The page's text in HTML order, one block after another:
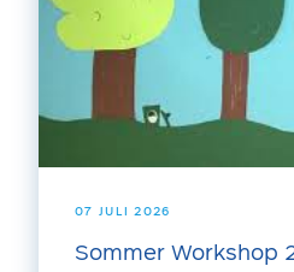
07 JULI 2026
Sommer Workshop